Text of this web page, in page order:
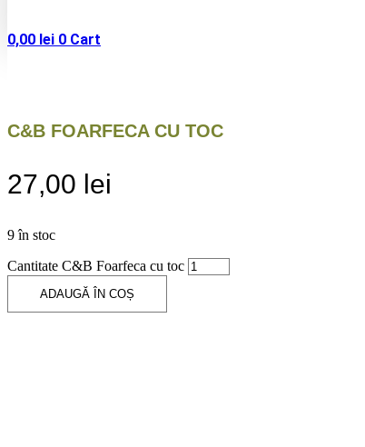
0,00 lei 0 Cart
C&B FOARFECA CU TOC
27,00 lei
9 în stoc
Cantitate C&B Foarfeca cu toc
ADAUGĂ ÎN COȘ